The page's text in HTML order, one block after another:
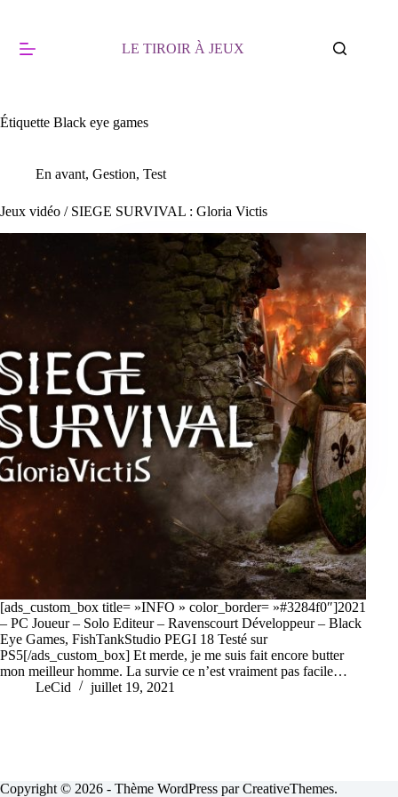
LE TIROIR À JEUX
Étiquette Black eye games
En avant, Gestion, Test
Jeux vidéo / SIEGE SURVIVAL : Gloria Victis
[ads_custom_box title= »INFO » color_border= »#3284f0″]2021
– PC Joueur – Solo Editeur – Ravenscourt Développeur – Black
Eye Games, FishTankStudio PEGI 18 Testé sur
PS5[/ads_custom_box] Et merde, je me suis fait encore butter
mon meilleur homme. La survie ce n’est vraiment pas facile…
LeCid
juillet 19, 2021
Copyright © 2026 - Thème WordPress parCreativeThemes.